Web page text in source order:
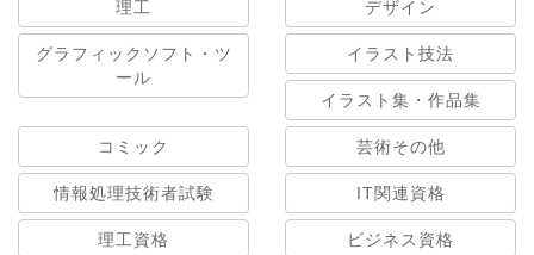
理工 デザイン
グラフィックソフト・ツ
ール
イラスト技法
イラスト集・作品集
コミック 芸術その他
情報処理技術者試験 IT関連資格
理工資格 ビジネス資格